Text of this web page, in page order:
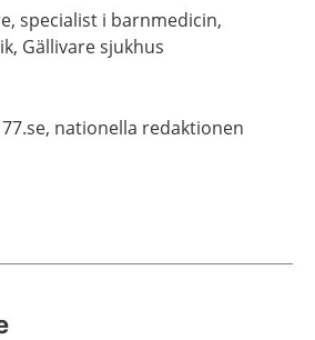
specialist i barnmedicin,
Gällivare sjukhus
nationella redaktionen